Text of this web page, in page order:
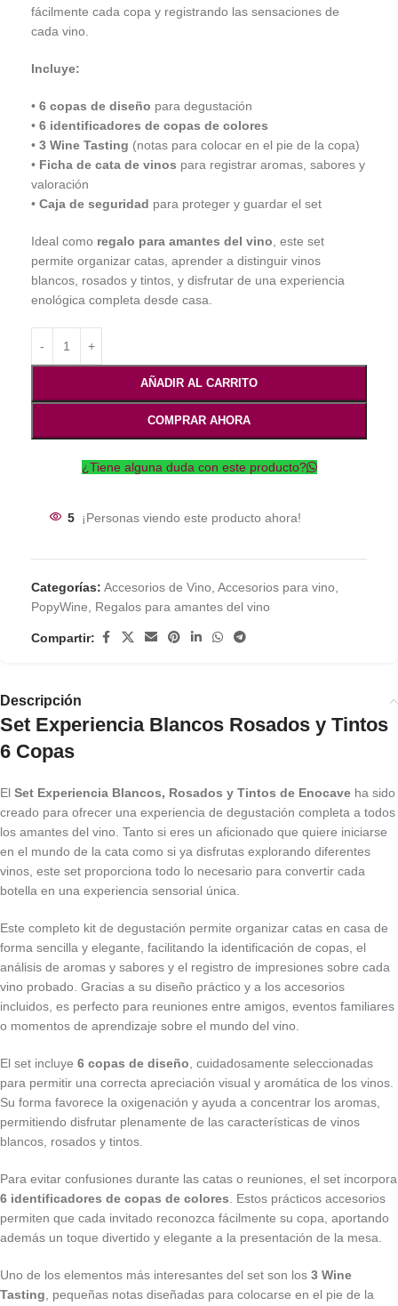
fácilmente cada copa y registrando las sensaciones de
cada vino.
Incluye:
• 6 copas de diseño para degustación
• 6 identificadores de copas de colores
• 3 Wine Tasting (notas para colocar en el pie de la copa)
• Ficha de cata de vinos para registrar aromas, sabores y
valoración
• Caja de seguridad para proteger y guardar el set
Ideal como regalo para amantes del vino , este set
permite organizar catas, aprender a distinguir vinos
blancos, rosados y tintos, y disfrutar de una experiencia
enológica completa desde casa.
AÑADIR AL CARRITO
COMPRAR AHORA
¿Tiene alguna duda con este producto?
5 ¡Personas viendo este producto ahora!
Categorías: Accesorios de Vino Accesorios para vino
PopyWine
Regalos para amantes del vino
Compartir:
Descripción
Set Experiencia Blancos Rosados y Tintos
6 Copas
El Set Experiencia Blancos, Rosados y Tintos de Enocave ha sido
creado para ofrecer una experiencia de degustación completa a todos
los amantes del vino. Tanto si eres un aficionado que quiere iniciarse
en el mundo de la cata como si ya disfrutas explorando diferentes
vinos, este set proporciona todo lo necesario para convertir cada
botella en una experiencia sensorial única.
Este completo kit de degustación permite organizar catas en casa de
forma sencilla y elegante, facilitando la identificación de copas, el
análisis de aromas y sabores y el registro de impresiones sobre cada
vino probado. Gracias a su diseño práctico y a los accesorios
incluidos, es perfecto para reuniones entre amigos, eventos familiares
o momentos de aprendizaje sobre el mundo del vino.
El set incluye 6 copas de diseño , cuidadosamente seleccionadas
para permitir una correcta apreciación visual y aromática de los vinos.
Su forma favorece la oxigenación y ayuda a concentrar los aromas,
permitiendo disfrutar plenamente de las características de vinos
blancos, rosados y tintos.
Para evitar confusiones durante las catas o reuniones, el set incorpora
6 identificadores de copas de colores . Estos prácticos accesorios
permiten que cada invitado reconozca fácilmente su copa, aportando
además un toque divertido y elegante a la presentación de la mesa.
Uno de los elementos más interesantes del set son los 3 Wine
Tasting , pequeñas notas diseñadas para colocarse en el pie de la